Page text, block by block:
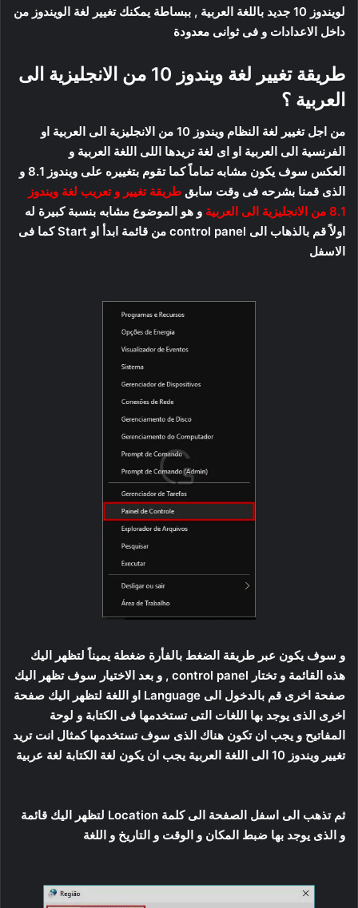
لويندوز 10 جديد باللغة العربية , ببساطة يمكنك تغيير لغة الويندوز من
داخل الاعدادات و فى ثوانى معدودة
طريقة تغيير لغة ويندوز 10 من الانجليزية الى
العربية ؟
من اجل تغيير لغة النظام ويندوز 10 من الانجليزية الى العربية او
الفرنسية الى العربية او اى لغة تريدها اللى اللغة العربية و
العكس سوف يكون مشابه تماماً كما تقوم بتغييره على ويندوز 8.1 و
الذى قمنا بشرحه فى وقت سابق طريقة تغيير و تعريب لغة ويندوز
8.1 من الانجليزية الى العربية
و هو الموضوع مشابه بنسبة كبيرة له
اولاً قم بالذهاب الى control panel من قائمة ابدأ او Start كما فى
الاسفل
و سوف يكون عبر طريقة الضغط بالفأرة ضغطة يميناً لتظهر اليك
هذه القائمة و تختار control panel , و بعد الاختيار سوف تظهر اليك
صفحة اخرى قم بالدخول الى Language او اللغة لتظهر اليك صفحة
اخرى الذى يوجد بها اللغات التى تستخدمها فى الكتابة و لوحة
المفاتيح و يجب ان تكون هناك الذى سوف تستخدمها كمثال انت تريد
تغيير ويندوز 10 الى اللغة العربية يجب ان يكون لغة الكتابة لغة عربية
ثم تذهب الى اسفل الصفحة الى كلمة Location لتظهر اليك قائمة
و الذى يوجد بها ضبط المكان و الوقت و التاريخ و اللغة